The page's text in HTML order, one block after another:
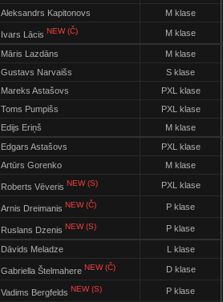
Aleksandrs Kapitonovs M klase
Ivars Lācis NEW (Č) M klase
Māris Lazdāns
M klase
Gustavs Narvaišs
S klase
Mareks Astašovs
PXL klase
Toms Pumpišs
PXL klase
Edijs Eriņš
M klase
Edgars Astašovs
PXL klase
Artūrs Gorenko M klase
Roberts Vēveris NEW (S) PXL klase
Arnis Dreimanis NEW (Č) P klase
Ruslans Dzenis NEW (S) P klase
Dāvids Meladze L klase
Gabriella Štelmahere NEW (Č) D klase
Vadims Bergfelds NEW (S) P klase